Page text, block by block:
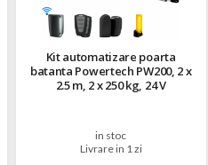
Kit automatizare poarta
batanta Powertech PW200, 2 x
2.5 m, 2 x 250 kg, 24 V
in stoc
Livrare in 1 zi